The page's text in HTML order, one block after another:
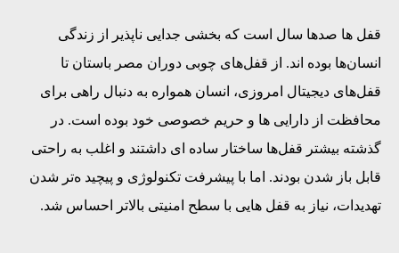
قفل‌ ها صدها سال است که بخشی جدایی‌ ناپذیر از زندگی
انسان‌ها بوده ‌اند. از قفل‌های چوبی دوران مصر باستان تا
قفل‌های دیجیتال امروزی، انسان همواره به دنبال راهی برای
محافظت از دارایی‌ ها و حریم خصوصی خود بوده است. در
گذشته بیشتر قفل‌ها ساختار ساده‌ ای داشتند و اغلب به‌ راحتی
قابل باز شدن بودند. اما با پیشرفت تکنولوژی و پیچید ه‌تر شدن
تهدیدات، نیاز به قفل‌ هایی با سطح امنیتی بالاتر احساس شد.